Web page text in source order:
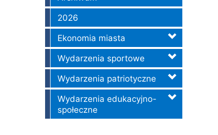
2026
Ekonomia miasta
Wydarzenia sportowe
Wydarzenia patriotyczne
Wydarzenia edukacyjno-
społeczne